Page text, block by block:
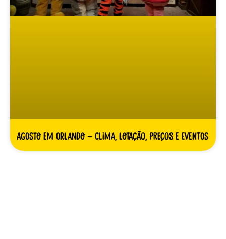
Agosto em Orlando – clima, lotação, preços e eventos